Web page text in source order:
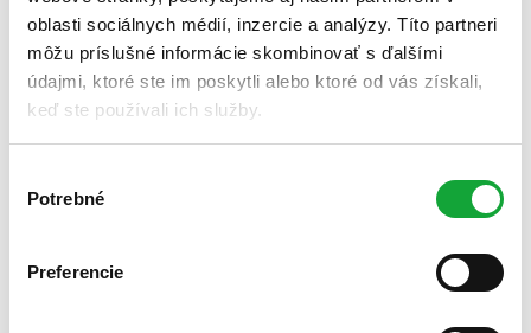
oblasti sociálnych médií, inzercie a analýzy. Títo partneri
môžu príslušné informácie skombinovať s ďalšími
údajmi, ktoré ste im poskytli alebo ktoré od vás získali,
keď ste používali ich služby.
súhlasu
Potrebné
Preferencie